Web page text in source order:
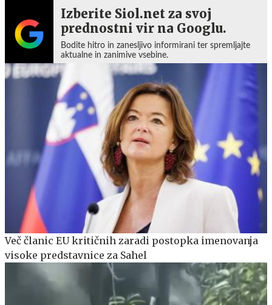
Izberite Siol.net za svoj
prednostni vir na Googlu.
Bodite hitro in zanesljivo informirani ter spremljajte
aktualne in zanimive vsebine.
Več članic EU kritičnih zaradi postopka imenovanja
visoke predstavnice za Sahel